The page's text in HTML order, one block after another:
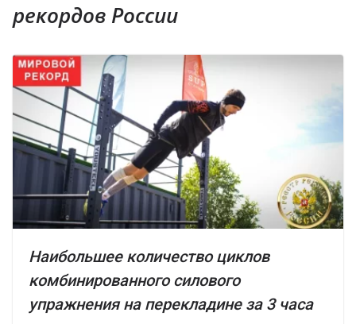
рекордов России
Наибольшее количество циклов
комбинированного силового
упражнения на перекладине за 3 часа